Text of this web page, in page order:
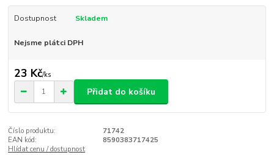
Dostupnost Skladem
Nejsme plátci DPH
23 Kč/ks
Přidat do košíku
Číslo produktu:
71742
EAN kód:
8590383717425
Hlídat cenu / dostupnost